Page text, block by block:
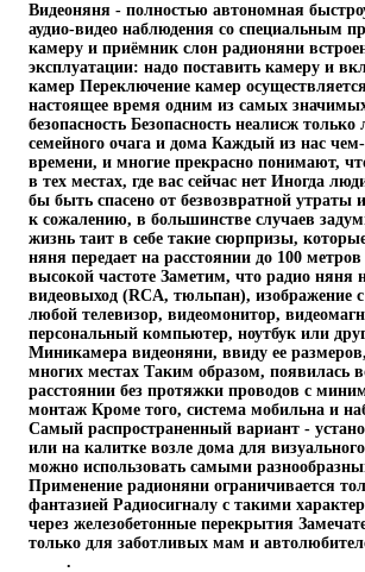
Видеоняня - полностью автономная
аудио-видео наблюдения со специальным
камеру и приёмник слон радионяни
эксплуатации: надо поставить камеру и
камер Переключение камер
настоящее время одним из самых
безопасность Безопасность неалисж
семейного очага и дома Каждый из нас
времени, и многие прекрасно понимают,
в тех местах, где вас сейчас нет Иногда
бы быть спасено от безвозвратной утраты
к сожалению, в большинстве случаев
жизнь таит в себе такие сюрпризы,
няня передает на расстоянии до 100
высокой частоте Заметим, что радио
видеовыход (RCA, тюльпан), изображение
любой телевизор, видеомонитор,
персональный компьютер, ноутбук или
Миникамера видеоняни, ввиду ее
многих местах Таким образом, появилась
расстоянии без протяжки проводов с
монтаж Кроме того, система мобильна и
Самый распространенный вариант -
или на калитке возле дома для
можно использовать самыми
Применение радионяни ограничивается
фантазией Радиосигналу с такими
через железобетонные перекрытия
только для заботливых мам и
.